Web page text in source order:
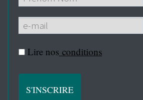
Lire nos conditions